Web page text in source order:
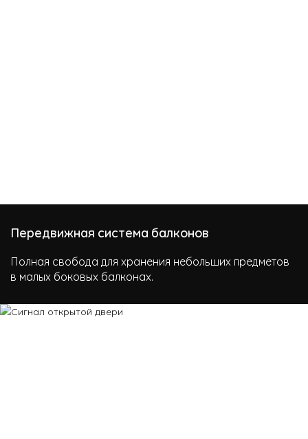
Передвижная система балконов
Полная свобода для хранения небольших предметов
в малых боковых балконах.